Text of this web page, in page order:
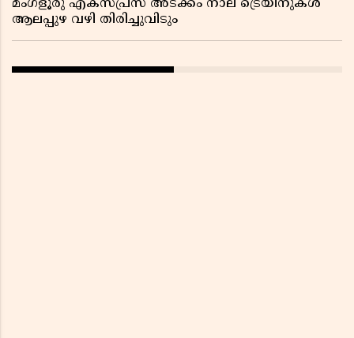
മംഗളൂരു എക്സ്പ്രസ് അടക്കം നാല് ട്രെയിനുകൾ
ആലപ്പുഴ വഴി തിരിച്ചുവിടും